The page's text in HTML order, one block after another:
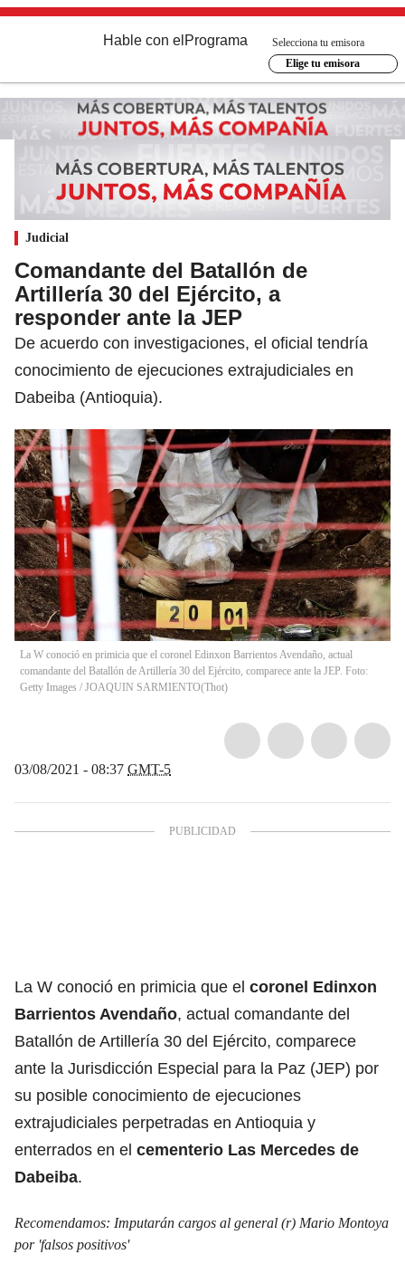
Hable con el Programa
Selecciona tu emisora
Elige tu emisora
Judicial
Comandante del Batallón de
Artillería 30 del Ejército, a
responder ante la JEP
De acuerdo con investigaciones, el oficial tendría
conocimiento de ejecuciones extrajudiciales en
Dabeiba (Antioquia).
La W conoció en primicia que el coronel Edinxon Barrientos Avendaño, actual
comandante del Batallón de Artillería 30 del Ejército, comparece ante la JEP. Foto:
Getty Images / JOAQUIN SARMIENTO(Thot)
03/08/2021 - 08:37 GMT-5
La W conoció en primicia que el coronel Edinxon
Barrientos Avendaño, actual comandante del
Batallón de Artillería 30 del Ejército, comparece
ante la Jurisdicción Especial para la Paz (JEP) por
su posible conocimiento de ejecuciones
extrajudiciales perpetradas en Antioquia y
enterrados en el cementerio Las Mercedes de
Dabeiba.
Recomendamos: Imputarán cargos al general (r) Mario Montoya
por 'falsos positivos'